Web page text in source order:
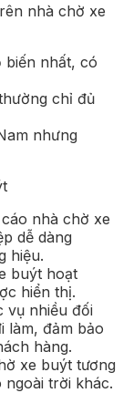
nhà chờ xe
nhất, có
chỉ đủ
nhưng
nhà chờ xe
dễ dàng
hiệu.
buýt hoạt
hiển thị.
vụ nhiều đối
làm, đảm bảo
hàng.
xe buýt tương
trời khác.